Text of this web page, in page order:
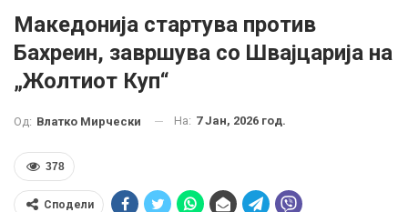
Македонија стартува против
Бахреин, завршува со Швајцарија на
„Жолтиот Куп“
Од: Влатко Мирчески На: 7 Јан, 2026 год.
378
Сподели